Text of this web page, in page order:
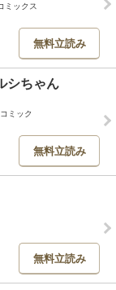
ミックス
無料立読み
シちゃん
ミック
無料立読み
無料立読み